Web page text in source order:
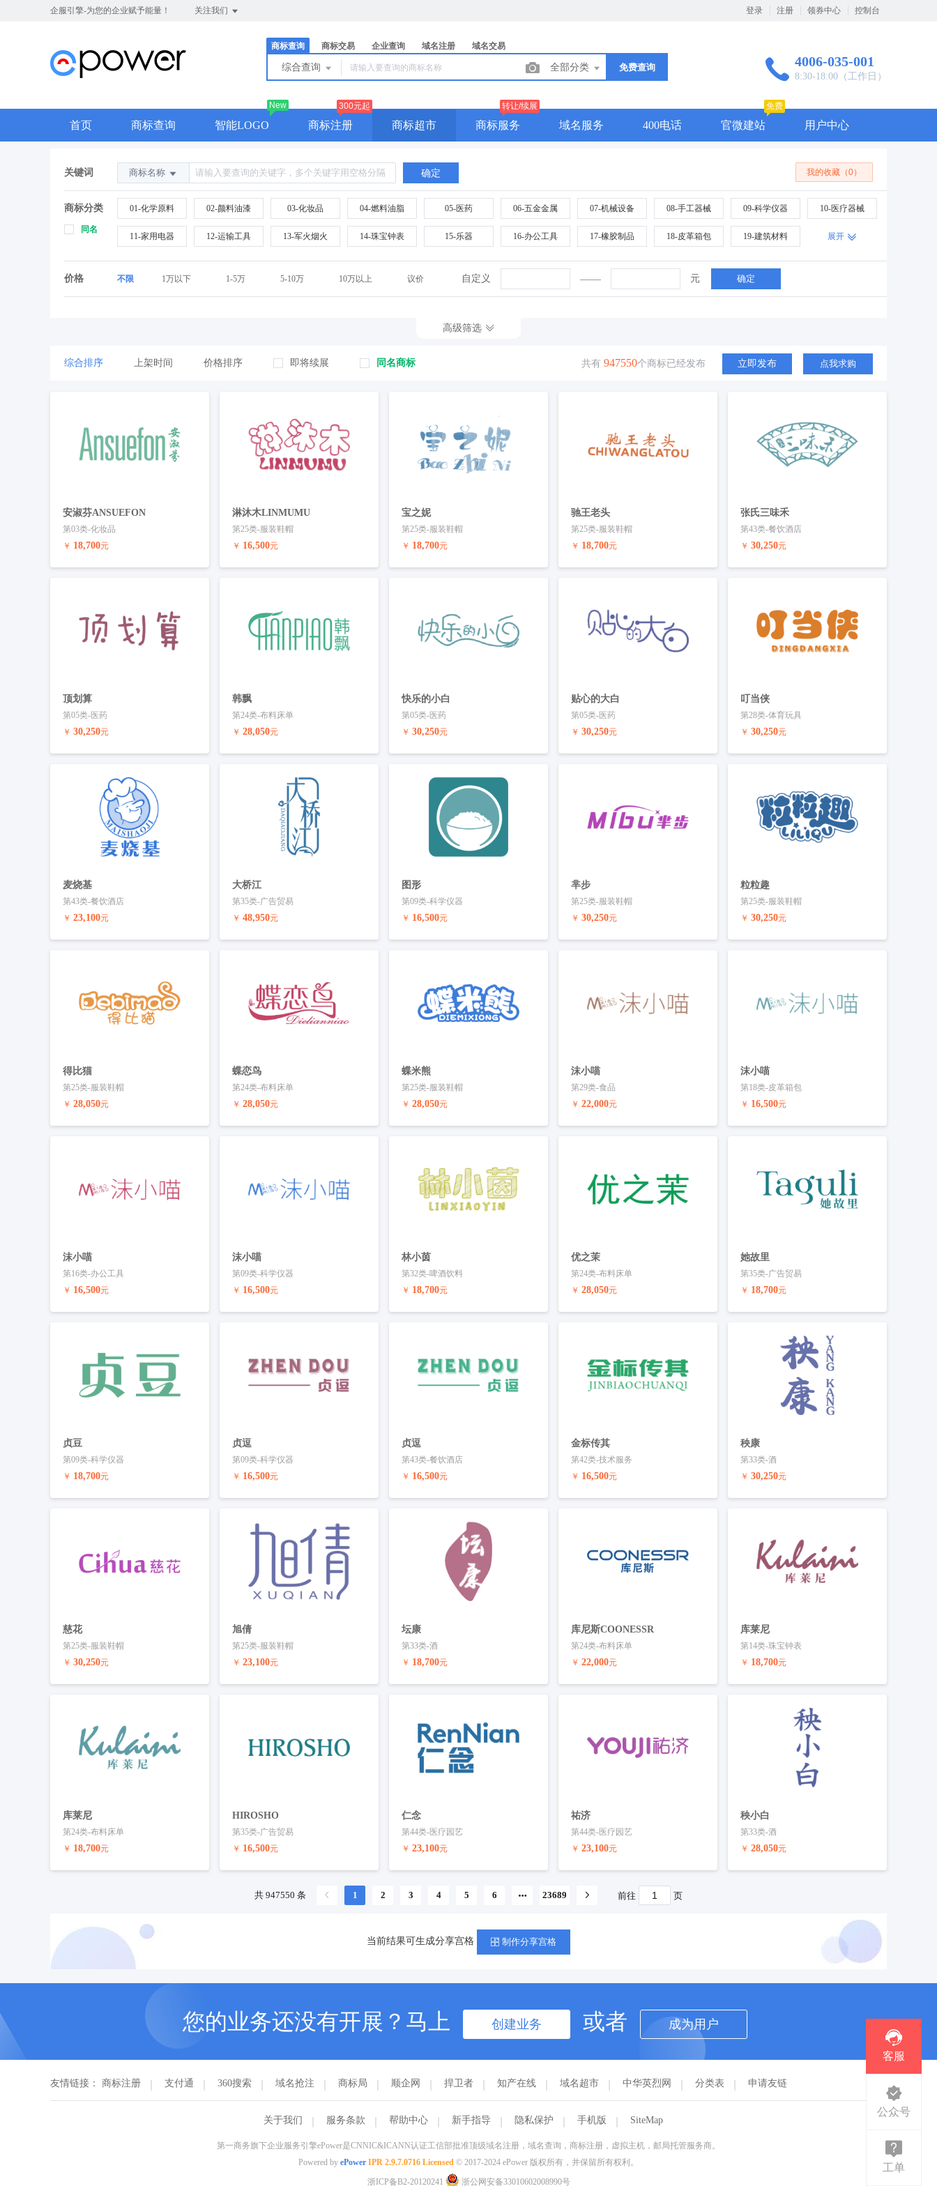
企服引擎-为您的企业赋予能量！ 关注我们 登录 注册 领券中心 控制台
商标查询 商标交易 企业查询 域名注册 域名交易
综合查询 全部分类 免费查询 4006-035-001
8:30-18:00（工作日）
首页 商标查询 智能LOGO
New
商标注册
300元起
商标超市 商标服务
转让/续展
域名服务 400电话 官微建站
免费
用户中心
关键词 商标名称 确定 我的收藏（0）
商标分类
同名
01-化学原料 02-颜料油漆 03-化妆品 04-燃料油脂 05-医药 06-五金金属 07-机械设备 08-手工器械 09-科学仪器 10-医疗器械
11-家用电器 12-运输工具 13-军火烟火 14-珠宝钟表 15-乐器 16-办公工具 17-橡胶制品 18-皮革箱包 19-建筑材料 展开
45-法律
价格 不限 1万以下 1-5万 5-10万 10万以上 议价 自定义 元 确定
高级筛选
综合排序 上架时间 价格排序 即将续展 同名商标 共有 947550个商标已经发布 立即发布 点我求购
安淑芬ANSUEFON
第03类-化妆品
￥ 18,700元
淋沐木LINMUMU
第25类-服装鞋帽
￥ 16,500元
宝之妮
第25类-服装鞋帽
￥ 18,700元
驰王老头
第25类-服装鞋帽
￥ 18,700元
张氏三味禾
第43类-餐饮酒店
￥ 30,250元
顶划算
第05类-医药
￥ 30,250元
韩飘
第24类-布料床单
￥ 28,050元
快乐的小白
第05类-医药
￥ 30,250元
贴心的大白
第05类-医药
￥ 30,250元
叮当侠
第28类-体育玩具
￥ 30,250元
麦烧基
第43类-餐饮酒店
￥ 23,100元
大桥江
第35类-广告贸易
￥ 48,950元
图形
第09类-科学仪器
￥ 16,500元
芈步
第25类-服装鞋帽
￥ 30,250元
粒粒趣
第25类-服装鞋帽
￥ 30,250元
得比猫
第25类-服装鞋帽
￥ 28,050元
蝶恋鸟
第24类-布料床单
￥ 28,050元
蝶米熊
第25类-服装鞋帽
￥ 28,050元
沫小喵
第29类-食品
￥ 22,000元
沫小喵
第18类-皮革箱包
￥ 16,500元
沫小喵
第16类-办公工具
￥ 16,500元
沫小喵
第09类-科学仪器
￥ 16,500元
林小茵
第32类-啤酒饮料
￥ 18,700元
优之茉
第24类-布料床单
￥ 28,050元
她故里
第35类-广告贸易
￥ 18,700元
贞豆
第09类-科学仪器
￥ 18,700元
贞逗
第09类-科学仪器
￥ 16,500元
贞逗
第43类-餐饮酒店
￥ 16,500元
金标传其
第42类-技术服务
￥ 16,500元
秧康
第33类-酒
￥ 30,250元
慈花
第25类-服装鞋帽
￥ 30,250元
旭倩
第25类-服装鞋帽
￥ 23,100元
坛康
第33类-酒
￥ 18,700元
库尼斯COONESSR
第24类-布料床单
￥ 22,000元
库莱尼
第14类-珠宝钟表
￥ 18,700元
库莱尼
第24类-布料床单
￥ 18,700元
HIROSHO
第35类-广告贸易
￥ 16,500元
仁念
第44类-医疗园艺
￥ 23,100元
祐济
第44类-医疗园艺
￥ 23,100元
秧小白
第33类-酒
￥ 28,050元
共 947550 条
1 2 3 4 5 6 23689 前往 页
当前结果可生成分享宫格 制作分享宫格
您的业务还没有开展？马上 创建业务 或者 成为用户
友情链接： 商标注册 支付通 360搜索 域名抢注 商标局 顺企网 捍卫者 知产在线 域名超市 中华英烈网 分类表 申请友链
关于我们 服务条款 帮助中心 新手指导 隐私保护 手机版 SiteMap
第一商务旗下企业服务引擎ePower是CNNIC&ICANN认证工信部批准顶级域名注册，域名查询，商标注册，虚拟主机，邮局托管服务商。
Powered by ePower IPR 2.9.7.0716 Licensed © 2017-2024 ePower 版权所有，并保留所有权利。
浙ICP备B2-20120241
浙公网安备33010602008990号
客服
公众号
工单